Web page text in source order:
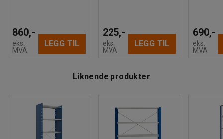
860,-
eks.
MVA
LEGG TIL
225,-
eks.
MVA
LEGG TIL
690,-
eks.
MVA
Liknende produkter